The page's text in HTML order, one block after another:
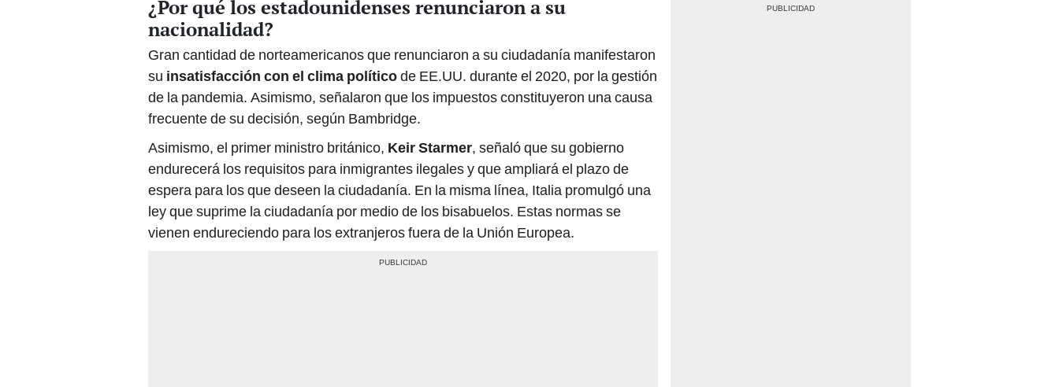
nacionalidad?
Gran cantidad de norteamericanos que renunciaron a su ciudadanía manifestaron
suinsatisfacción con el clima políticode EE.UU. durante el 2020, por la gestión
de la pandemia. Asimismo, señalaron que los impuestos constituyeron una causa
frecuente de su decisión, según Bambridge.
Asimismo, el primer ministro británico,
Keir Starmer
endurecerá los requisitos para inmigrantes ilegales y que ampliará el plazo de
espera para los que deseen la ciudadanía. En la misma línea, Italia promulgó una
ley que suprime la ciudadanía por medio de los bisabuelos. Estas normas se
vienen endureciendo para los extranjeros fuera de la Unión Europea.